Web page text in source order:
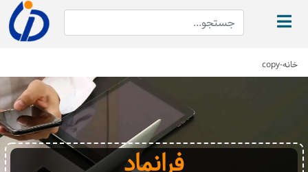
خانه-copy